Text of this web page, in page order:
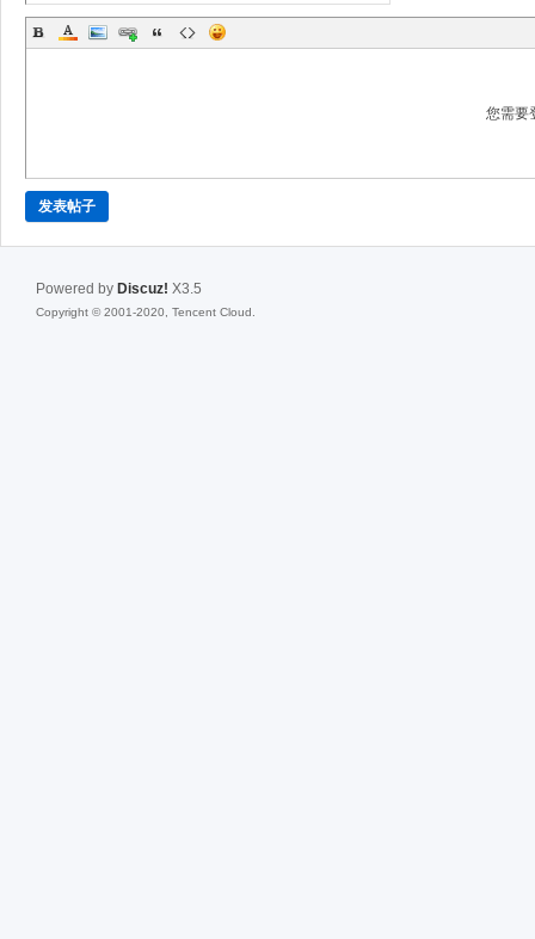
您需要
发表帖子
Powered by Discuz! X3.5
Copyright © 2001-2020, Tencent Cloud.